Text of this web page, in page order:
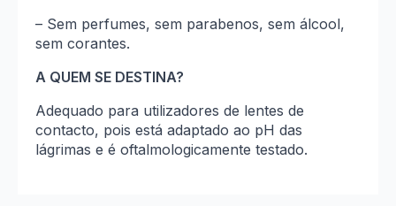
– Sem perfumes, sem parabenos, sem álcool,
sem corantes.
A QUEM SE DESTINA?
Adequado para utilizadores de lentes de
contacto, pois está adaptado ao pH das
lágrimas e é oftalmologicamente testado.